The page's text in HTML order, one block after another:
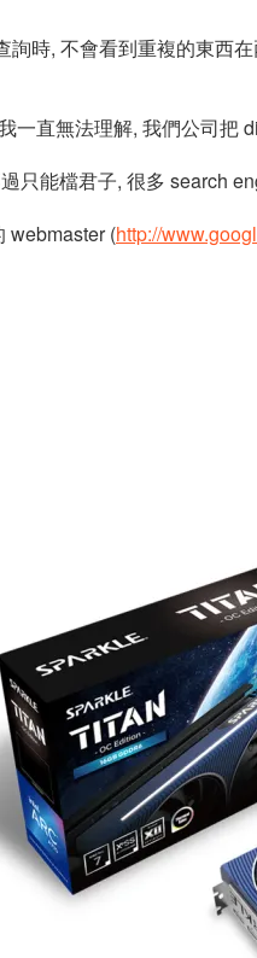
詢時, 不會看到重複的東西
一直無法理解, 我們公司把
只能檔君子, 很多 search
webmaster (http://